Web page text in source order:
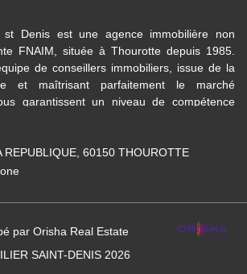
st Denis est une agence immobilière non
FNAIM, située à Thourotte depuis 1985.
de conseillers immobiliers, issue de la
et maîtrisant parfaitement le marché
garantissent un niveau de compétence
location et gestion.
dispensées en interne et par la FNAIM,
maison, appartement, terrain, immeuble
Matz et Attichy et sur tous les villages et
et Noyon, nous mettons notre
REPUBLIQUE, 60150 THOUROTTE
par Orisha Real Estate
SAINT-DENIS 2026